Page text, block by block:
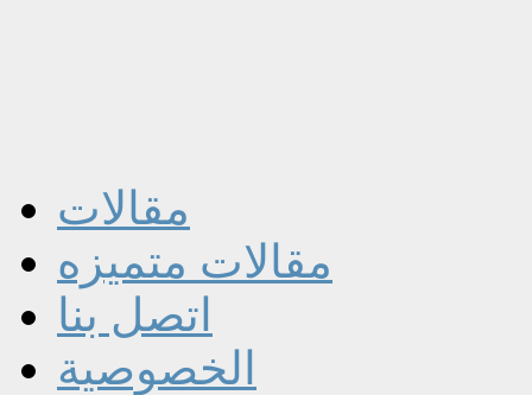
مقالات
مقالات متميزه
اتصل بنا
الخصوصية